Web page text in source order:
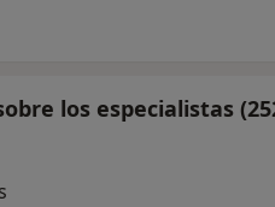
los especialistas